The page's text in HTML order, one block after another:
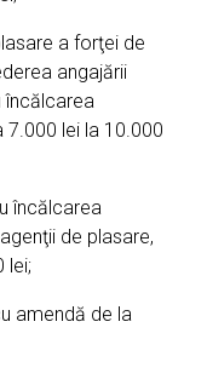
a forţei de
angajării
încălcarea
7.000 lei la 10.000
încălcarea
de plasare,
lei;
amendă de la